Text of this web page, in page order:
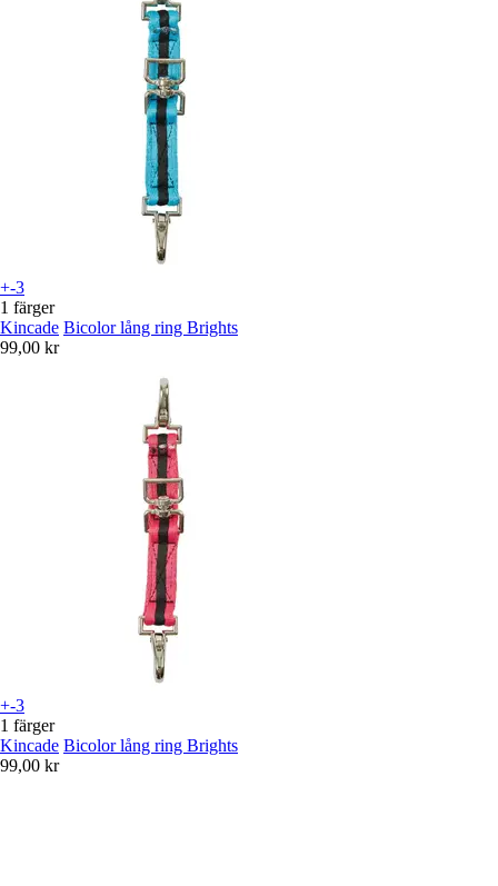
+-3
1 färger
Kincade Bicolor lång ring Brights
99,00 kr
+-3
1 färger
Kincade Bicolor lång ring Brights
99,00 kr